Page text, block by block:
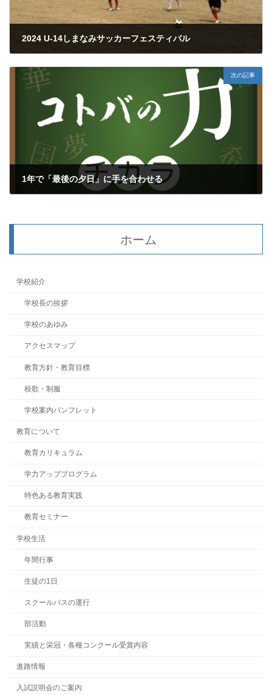
2024 U-14しまなみサッカーフェスティバル
次の記事
1年で「最後の夕日」に手を合わせる
ホーム
学校紹介
学校長の挨拶
学校のあゆみ
アクセスマップ
教育方針・教育目標
校歌・制服
学校案内パンフレット
教育について
教育カリキュラム
学力アッププログラム
特色ある教育実践
教育セミナー
学校生活
年間行事
生徒の1日
スクールバスの運行
部活動
実績と栄冠・各種コンクール受賞内容
進路情報
入試説明会のご案内